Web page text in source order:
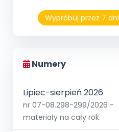
Wypróbuj przez 7 dni
Numery
Lipiec-sierpień 2026
nr 07-08.298-299/2026 -
materiały na cały rok